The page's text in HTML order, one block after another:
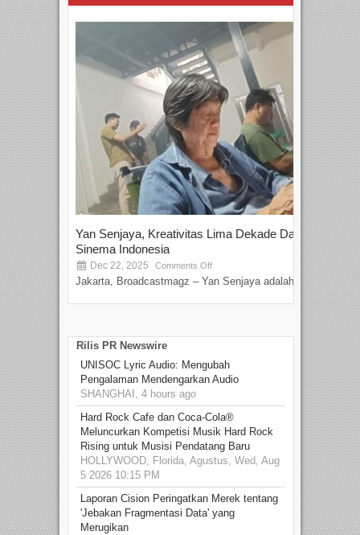
Yan Senjaya, Kreativitas Lima Dekade Dalam
Sinema Indonesia
Dec 22, 2025 Comments Off
Jakarta, Broadcastmagz – Yan Senjaya adalah...
Rilis PR Newswire
UNISOC Lyric Audio: Mengubah
Pengalaman Mendengarkan Audio
SHANGHAI, 4 hours ago
Hard Rock Cafe dan Coca-Cola®
Meluncurkan Kompetisi Musik Hard Rock
Rising untuk Musisi Pendatang Baru
HOLLYWOOD, Florida, Agustus, Wed, Aug
5 2026 10:15 PM
Laporan Cision Peringatkan Merek tentang
'Jebakan Fragmentasi Data' yang
Merugikan